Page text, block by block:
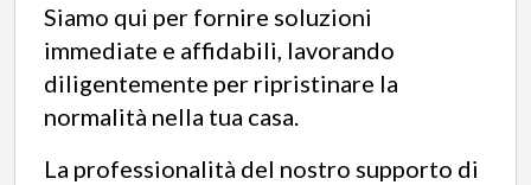
Siamo qui per fornire soluzioni
immediate e affidabili, lavorando
diligentemente per ripristinare la
normalità nella tua casa.
La professionalità del nostro supporto di